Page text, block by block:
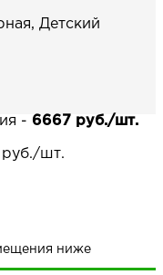
НАМ
Детский
- 6667 руб./шт.
руб./шт.
ниже